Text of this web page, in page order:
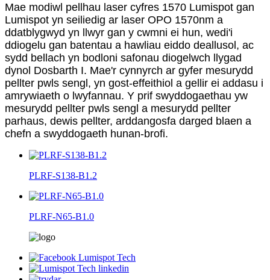
Mae modiwl pellhau laser cyfres 1570 Lumispot gan
Lumispot yn seiliedig ar laser OPO 1570nm a
ddatblygwyd yn llwyr gan y cwmni ei hun, wedi'i
ddiogelu gan batentau a hawliau eiddo deallusol, ac
sydd bellach yn bodloni safonau diogelwch llygad
dynol Dosbarth I. Mae'r cynnyrch ar gyfer mesurydd
pellter pwls sengl, yn gost-effeithiol a gellir ei addasu i
amrywiaeth o lwyfannau. Y prif swyddogaethau yw
mesurydd pellter pwls sengl a mesurydd pellter
parhaus, dewis pellter, arddangosfa darged blaen a
chefn a swyddogaeth hunan-brofi.
PLRF-S138-B1.2
PLRF-N65-B1.0